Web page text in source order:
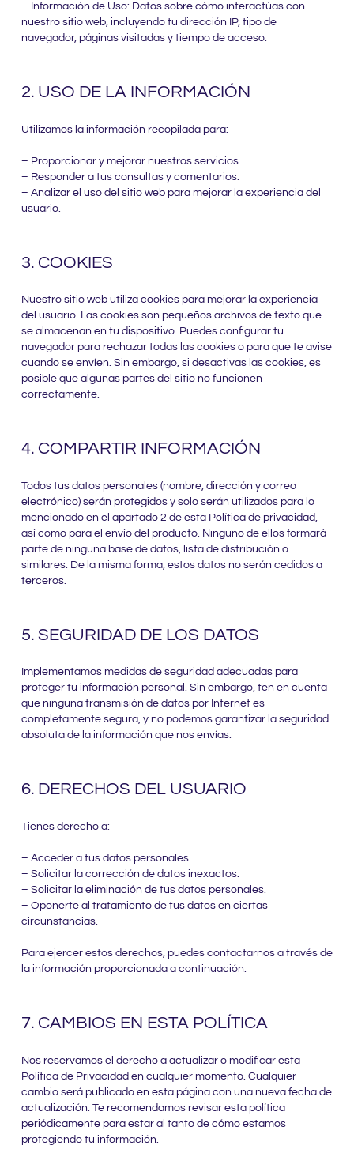
– Información de Uso: Datos sobre cómo interactúas con
nuestro sitio web, incluyendo tu dirección IP, tipo de
navegador, páginas visitadas y tiempo de acceso.
2. USO DE LA INFORMACIÓN
Utilizamos la información recopilada para:
– Proporcionar y mejorar nuestros servicios.
– Responder a tus consultas y comentarios.
– Analizar el uso del sitio web para mejorar la experiencia del
usuario.
3. COOKIES
Nuestro sitio web utiliza cookies para mejorar la experiencia
del usuario. Las cookies son pequeños archivos de texto que
se almacenan en tu dispositivo. Puedes configurar tu
navegador para rechazar todas las cookies o para que te avise
cuando se envíen. Sin embargo, si desactivas las cookies, es
posible que algunas partes del sitio no funcionen
correctamente.
4. COMPARTIR INFORMACIÓN
Todos tus datos personales (nombre, dirección y correo
electrónico) serán protegidos y solo serán utilizados para lo
mencionado en el apartado 2 de esta Política de privacidad,
así como para el envío del producto. Ninguno de ellos formará
parte de ninguna base de datos, lista de distribución o
similares. De la misma forma, estos datos no serán cedidos a
terceros.
5. SEGURIDAD DE LOS DATOS
Implementamos medidas de seguridad adecuadas para
proteger tu información personal. Sin embargo, ten en cuenta
que ninguna transmisión de datos por Internet es
completamente segura, y no podemos garantizar la seguridad
absoluta de la información que nos envías.
6. DERECHOS DEL USUARIO
Tienes derecho a:
– Acceder a tus datos personales.
– Solicitar la corrección de datos inexactos.
– Solicitar la eliminación de tus datos personales.
– Oponerte al tratamiento de tus datos en ciertas
circunstancias.
Para ejercer estos derechos, puedes contactarnos a través de
la información proporcionada a continuación.
7. CAMBIOS EN ESTA POLÍTICA
Nos reservamos el derecho a actualizar o modificar esta
Política de Privacidad en cualquier momento. Cualquier
cambio será publicado en esta página con una nueva fecha de
actualización. Te recomendamos revisar esta política
periódicamente para estar al tanto de cómo estamos
protegiendo tu información.